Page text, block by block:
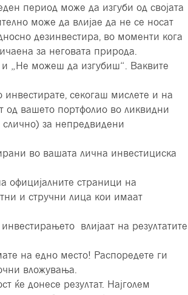
период може да изгуби од својата
може да влијае да не се носат
дезинвестира, во моменти кога
за неговата природа.
и „Не можеш да изгубиш“. Ваквите
инвестирате, секогаш мислете и на
од вашето портфолио во ликвидни
за непредвидени
во вашата лична инвестициска
официјалните страници на
и стручни лица кои имаат
влијаат на резултатите
на едно место! Распоредете ги
вложувања.
ќе донесе резултат. Најголем